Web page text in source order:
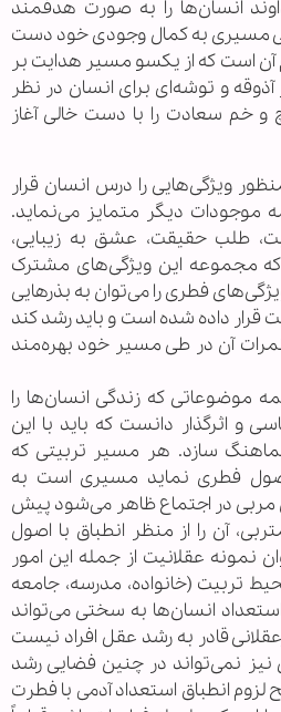
انسان‌ها را به صورت هدفمند
طی مسیری به کمال وجودی خود دست
است که از یکسو مسیر هدایت بر
و توشه‌ای برای انسان در نظر
خم سعادت را با دست خالی آغاز
ویژگی‌هایی را درس انسان قرار
موجودات دیگر متمایز می‌نماید.
طلب حقیقت، عشق به زیبایی،
که مجموعه این ویژگی‌های مشترک
فطری را می‌توان به بذر‌هایی
قرار داده شده است و باید رشد کند
آن در طی مسیر خود بهره‌مند
موضوعاتی که زندگی انسان‌ها را
و اثرگذار دانست که باید با این
سازد. هر مسیر تربیتی که
فطری نماید مسیری است به
مربی در اجتماع ظاهر می‌شود پیش
آن را از منظر انطباق با اصول
نمونه عقلانیت از جمله این امور
تربیت (خانواده، مدرسه، جامعه
انسان‌ها به سختی می‌تواند
قادر به رشد عقل افراد نیست
نمی‌تواند در چنین فضایی رشد
انطباق استعداد آدمی با فطرت